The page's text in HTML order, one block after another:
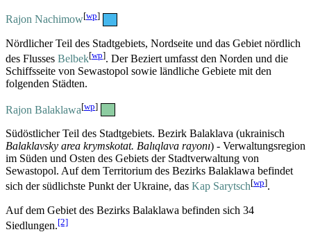
Rajon Nachimow[wp]
Nördlicher Teil des Stadtgebiets, Nordseite und das Gebiet nördlich
des Flusses Belbek[wp]. Der Beziert umfasst den Norden und die
Schiffsseite von Sewastopol sowie ländliche Gebiete mit den
folgenden Städten.
Rajon Balaklawa[wp]
Südöstlicher Teil des Stadtgebiets. Bezirk Balaklava (ukrainisch
Balaklavsky area krymskotat. Balıqlava rayonı) - Verwaltungsregion
im Süden und Osten des Gebiets der Stadtverwaltung von
Sewastopol. Auf dem Territorium des Bezirks Balaklawa befindet
sich der südlichste Punkt der Ukraine, das Kap Sarytsch[wp].
Auf dem Gebiet des Bezirks Balaklawa befinden sich 34
Siedlungen.[2]